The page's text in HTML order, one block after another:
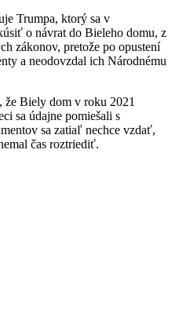
Trumpa, ktorý sa v
o návrat do Bieleho domu, z
zákonov, pretože po opustení
a neodovzdal ich Národnému
že Biely dom v roku 2021
sa údajne pomiešali s
sa zatiaľ nechce vzdať,
čas roztriediť.